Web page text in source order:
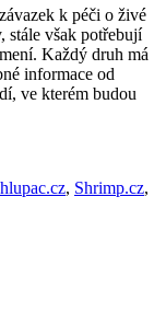
k péči o živé
stále však potřebují
Každý druh má
informace od
ve kterém budou
, Shrimp.cz,